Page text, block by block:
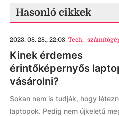
Hasonló cikkek
2023. 08. 28., 22:08 Tech,
Kinek érdemes
érintőképernyős
vásárolni?
Sokan nem is tudják, hogy
laptopok. Pedig nem újkeletű